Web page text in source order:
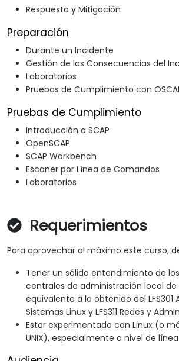
Respuesta y Mitigación
Preparación
Durante un Incidente
Gestión de las Consecuencias del
Laboratorios
Pruebas de Cumplimiento con
Pruebas de Cumplimiento
Introducción a SCAP
OpenSCAP
SCAP Workbench
Escaner por Línea de Comandos
Laboratorios
Requerimientos
Para aprovechar al máximo este curso,
Tener un sólido entendimiento de
centrales de administración local de
equivalente a lo obtenido del LFS301
Sistemas Linux y LFS311 Redes y
Estar experimentado con Linux (o
UNIX), especialmente a nivel de